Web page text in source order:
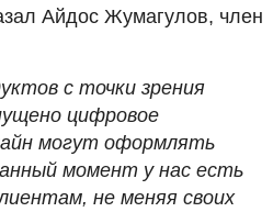
Айдос Жумагулов, член
с точки зрения
цифровое
могут оформлять
момент у нас есть
не меняя своих